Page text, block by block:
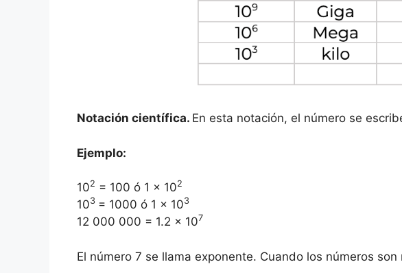
Notación científica. En esta notación, el número se
Ejemplo:
102 = 100 ó 1 x 102
103 = 1000 ó 1 x 103
12 000 000 = 1.2 x 107
El número 7 se llama exponente. Cuando los números